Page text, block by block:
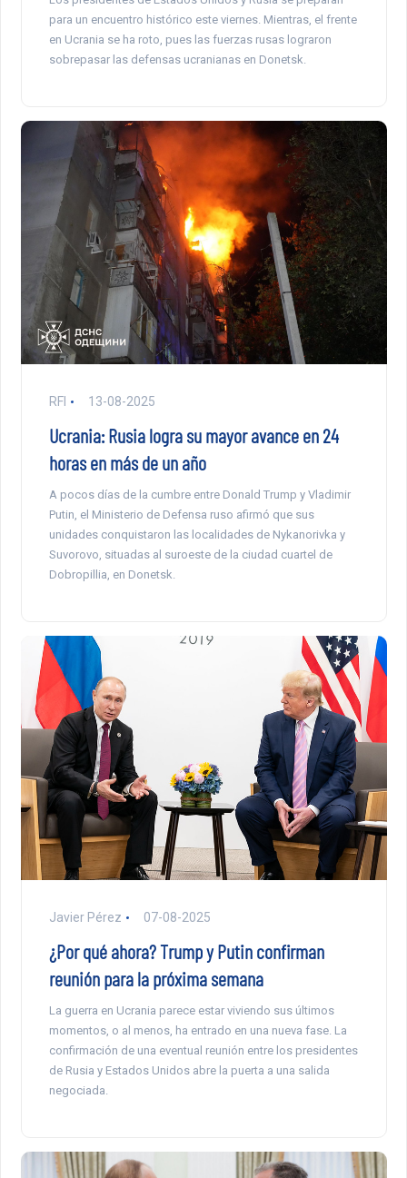
para un encuentro histórico este viernes. Mientras, el frente
en Ucrania se ha roto, pues las fuerzas rusas lograron
sobrepasar las defensas ucranianas en Donetsk.
RFI 13-08-2025
Ucrania: Rusia logra su mayor avance en 24
horas en más de un año
A pocos días de la cumbre entre Donald Trump y Vladimir
Putin, el Ministerio de Defensa ruso afirmó que sus
unidades conquistaron las localidades de Nykanorivka y
Suvorovo, situadas al suroeste de la ciudad cuartel de
Dobropillia, en Donetsk.
Javier Pérez 07-08-2025
¿Por qué ahora? Trump y Putin confirman
reunión para la próxima semana
La guerra en Ucrania parece estar viviendo sus últimos
momentos, o al menos, ha entrado en una nueva fase. La
confirmación de una eventual reunión entre los presidentes
de Rusia y Estados Unidos abre la puerta a una salida
negociada.